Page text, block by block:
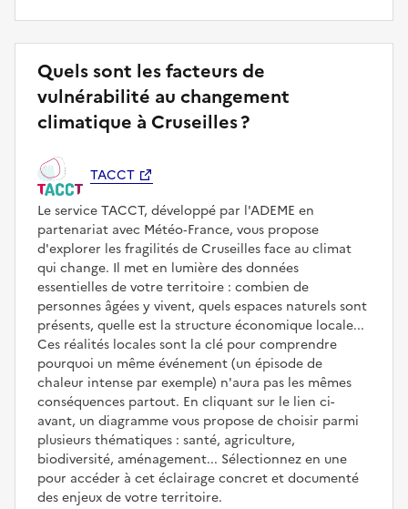
Quels sont les facteurs de
vulnérabilité au changement
climatique à Cruseilles ?
TACCT
Le service TACCT, développé par l'ADEME en
partenariat avec Météo‑France, vous propose
d'explorer les fragilités de Cruseilles face au climat
qui change. Il met en lumière des données
essentielles de votre territoire : combien de
personnes âgées y vivent, quels espaces naturels sont
présents, quelle est la structure économique locale...
Ces réalités locales sont la clé pour comprendre
pourquoi un même événement (un épisode de
chaleur intense par exemple) n'aura pas les mêmes
conséquences partout. En cliquant sur le lien ci-
avant, un diagramme vous propose de choisir parmi
plusieurs thématiques : santé, agriculture,
biodiversité, aménagement... Sélectionnez en une
pour accéder à cet éclairage concret et documenté
des enjeux de votre territoire.